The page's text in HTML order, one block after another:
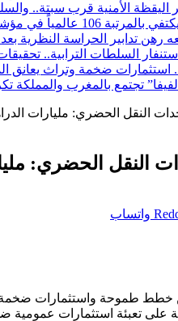
الأمنية قرب سبتة..
مناخ الأعمال لعام 2026
رهن تدابير الحراسة النظرية
استنفار السلطات الترابية..
ضخمة وتراث يعانق
“الفيفا” تجتمع بالمغرب
النقل الحضري: مليارات
الحضري:
واتساب
خطط طموحة واستثمارات ضخمة
على تعبئة استثمارات عمومية